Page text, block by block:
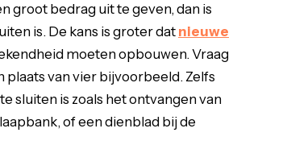
groot bedrag uit te geven, dan is
is. De kans is groter dat nieuwe
moeten opbouwen. Vraag
plaats van vier bijvoorbeeld. Zelfs
sluiten is zoals het ontvangen van
of een dienblad bij de